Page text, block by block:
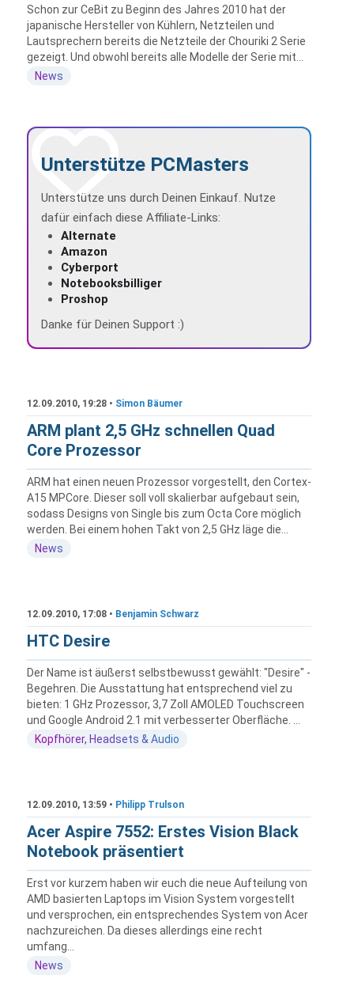
Schon zur CeBit zu Beginn des Jahres 2010 hat der
japanische Hersteller von Kühlern, Netzteilen und
Lautsprechern bereits die Netzteile der Chouriki 2 Serie
gezeigt. Und obwohl bereits alle Modelle der Serie mit...
News
Unterstütze PCMasters
Unterstütze uns durch Deinen Einkauf. Nutze
dafür einfach diese Affiliate-Links:
Alternate
Amazon
Cyberport
Notebooksbilliger
Proshop
Danke für Deinen Support :)
12.09.2010, 19:28 • Simon Bäumer
ARM plant 2,5 GHz schnellen Quad
Core Prozessor
ARM hat einen neuen Prozessor vorgestellt, den Cortex-
A15 MPCore. Dieser soll voll skalierbar aufgebaut sein,
sodass Designs von Single bis zum Octa Core möglich
werden. Bei einem hohen Takt von 2,5 GHz läge die...
News
12.09.2010, 17:08 • Benjamin Schwarz
HTC Desire
Der Name ist äußerst selbstbewusst gewählt: "Desire" -
Begehren. Die Ausstattung hat entsprechend viel zu
bieten: 1 GHz Prozessor, 3,7 Zoll AMOLED Touchscreen
und Google Android 2.1 mit verbesserter Oberfläche. ...
Kopfhörer, Headsets & Audio
12.09.2010, 13:59 • Philipp Trulson
Acer Aspire 7552: Erstes Vision Black
Notebook präsentiert
Erst vor kurzem haben wir euch die neue Aufteilung von
AMD basierten Laptops im Vision System vorgestellt
und versprochen, ein entsprechendes System von Acer
nachzureichen. Da dieses allerdings eine recht
umfang...
News